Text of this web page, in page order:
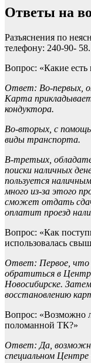
Ответы на
Разъяснения по
телефону: 240-90- 58.
Вопрос: «Какие есть
Ответ: Во-первых,
Карта
кондуктора.
Во-вторых, с
виды транспорта.
В-третьих,
поиски наличных
пользуется
много из-за этого
сможет отдать
оплатит проезд
Вопрос: «Как
использовалась
Ответ: Первое, что
обратиться в Центр
Новосибирске.
восстановлению
Вопрос: «Возможно
поломанной ТК?»
Ответ: Да,
специальном